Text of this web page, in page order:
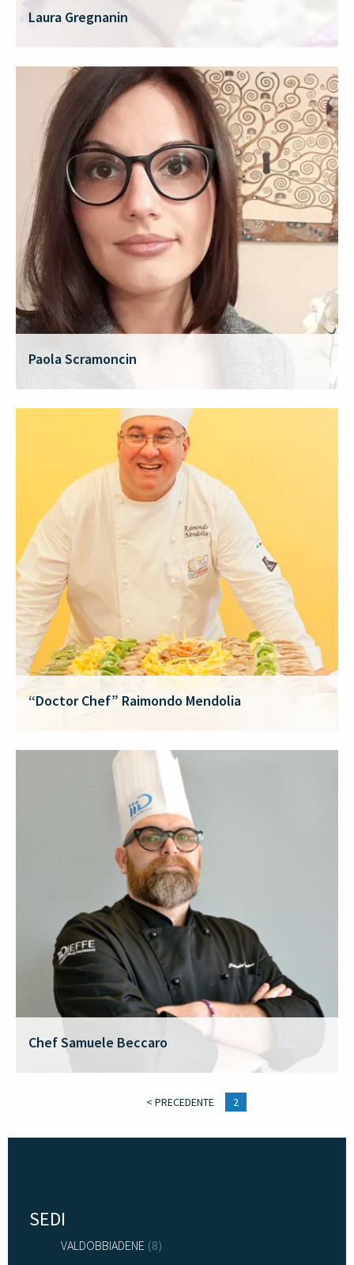
Laura Gregnanin
Paola Scramoncin
“Doctor Chef” Raimondo Mendolia
Chef Samuele Beccaro
< PRECEDENTE 2
SEDI
VALDOBBIADENE (8)